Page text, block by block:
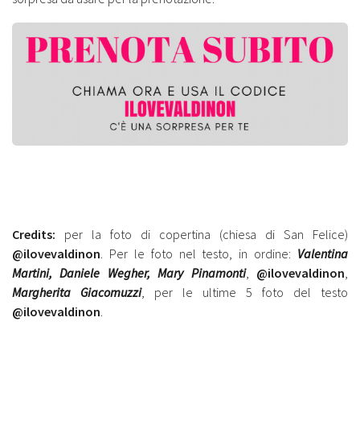
Credits: per la foto di copertina (chiesa di San Felice)
@ilovevaldinon . Per le foto nel testo, in ordine: Valentina
Martini, Daniele Wegher, Mary Pinamonti, @ilovevaldinon
Margherita Giacomuzzi, per le ultime 5 foto del testo
@ilovevaldinon